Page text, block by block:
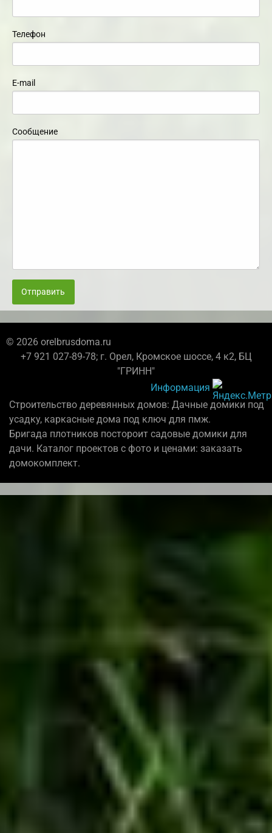
Телефон
E-mail
Сообщение
Отправить
© 2026 orelbrusdoma.ru
+7 921 027-89-78; г. Орел, Кромское шоссе, 4 к2, БЦ
"ГРИНН"
Информация
Строительство деревянных домов: Дачные домики под
усадку, каркасные дома под ключ для пмж.
Бригада плотников постороит садовые домики для
дачи. Каталог проектов с фото и ценами: заказать
домокомплект.